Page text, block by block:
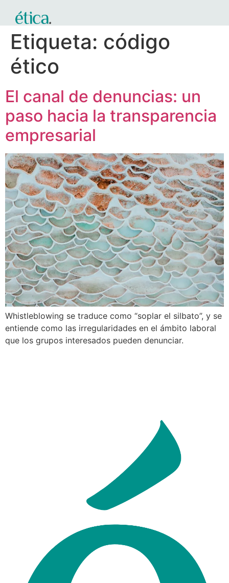
Etiqueta: código
ético
El canal de denuncias: un
paso hacia la transparencia
empresarial
Whistleblowing se traduce como “soplar el silbato”, y se
entiende como las irregularidades en el ámbito laboral
que los grupos interesados pueden denunciar.